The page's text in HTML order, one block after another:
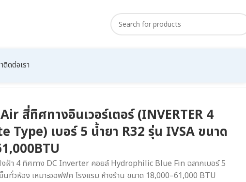
ติดต่อเรา
สี่ทิศทางอินเวอร์เตอร์ (INVERTER 4
Type) เบอร์ 5 น้ำยา R32 รุ่น IVSA ขนาด
งฝ้า 4 ทิศทาง DC Inverter คอยล์ Hydrophilic Blue Fin ฉลากเบอร์ 5
ย็นทั่วห้อง เหมาะออฟฟิศ โรงแรม ห้างร้าน ขนาด 18,000–61,000 BTU